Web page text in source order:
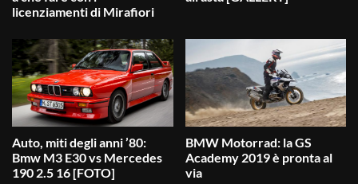
licenziamenti di Mirafiori
Auto, miti degli anni ’80:
Bmw M3 E30 vs Mercedes
190 2.5 16 [FOTO]
BMW Motorrad: la GS
Academy 2019 è pronta al
via